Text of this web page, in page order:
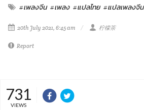
#เพลงจีน #เพลง #แปลไทย #แปลเพลงจีน
20th July 2021, 6:45 am 柠檬茶
Report
731
VIEWS